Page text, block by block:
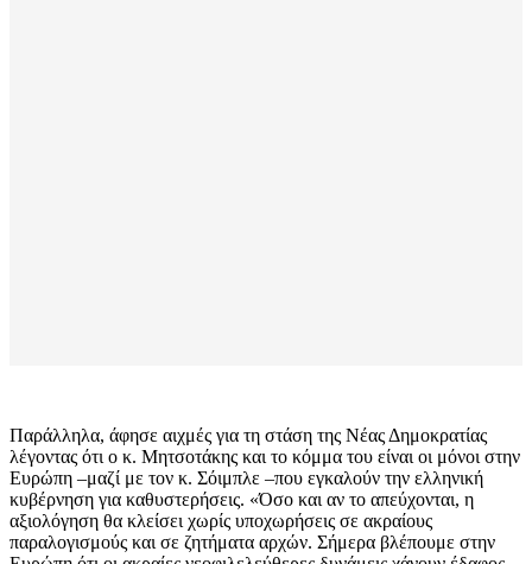
Παράλληλα, άφησε αιχμές για τη στάση της Νέας Δημοκρατίας
λέγοντας ότι ο κ. Μητσοτάκης και το κόμμα του είναι οι μόνοι στην
Ευρώπη –μαζί με τον κ. Σόιμπλε –που εγκαλούν την ελληνική
κυβέρνηση για καθυστερήσεις. «Όσο και αν το απεύχονται, η
αξιολόγηση θα κλείσει χωρίς υποχωρήσεις σε ακραίους
παραλογισμούς και σε ζητήματα αρχών. Σήμερα βλέπουμε στην